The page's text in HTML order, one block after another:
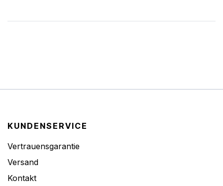
KUNDENSERVICE
Vertrauensgarantie
Versand
Kontakt